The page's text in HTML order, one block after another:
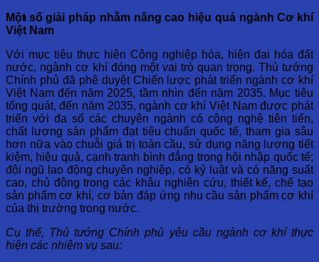
Một số giải pháp nhằm nâng cao hiệu quả ngành Cơ khí
Việt Nam
Với mục tiêu thực hiện Công nghiệp hóa, hiện đại hóa đất
nước, ngành cơ khí đóng một vai trò quan trọng. Thủ tướng
Chính phủ đã phê duyệt Chiến lược phát triển ngành cơ khí
Việt Nam đến năm 2025, tầm nhìn đến năm 2035. Mục tiêu
tổng quát, đến năm 2035, ngành cơ khí Việt Nam được phát
triển với đa số các chuyên ngành có công nghệ tiên tiến,
chất lượng sản phẩm đạt tiêu chuẩn quốc tế, tham gia sâu
hơn nữa vào chuỗi giá trị toàn cầu, sử dụng năng lượng tiết
kiệm, hiệu quả, cạnh tranh bình đẳng trong hội nhập quốc tế;
đội ngũ lao động chuyên nghiệp, có kỷ luật và có năng suất
cao, chủ động trong các khâu nghiên cứu, thiết kế, chế tạo
sản phẩm cơ khí, cơ bản đáp ứng nhu cầu sản phẩm cơ khí
của thị trường trong nước.
Cụ thể, Thủ tướng Chính phủ yêu cầu ngành cơ khí thực
hiện các nhiệm vụ sau: